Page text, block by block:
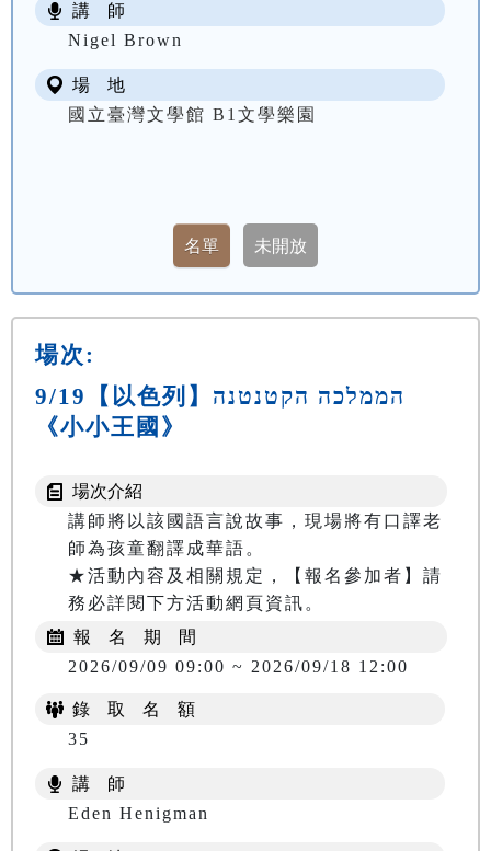
講 師
Nigel Brown
場 地
國立臺灣文學館 B1文學樂園
場次:
9/19【以色列】הממלכה הקטנטנה
《小小王國》
場次介紹
講師將以該國語言說故事，現場將有口譯老
師為孩童翻譯成華語。
★活動內容及相關規定，【報名參加者】請
務必詳閱下方活動網頁資訊。
報 名 期 間
2026/09/09 09:00 ~ 2026/09/18 12:00
錄 取 名 額
35
講 師
Eden Henigman